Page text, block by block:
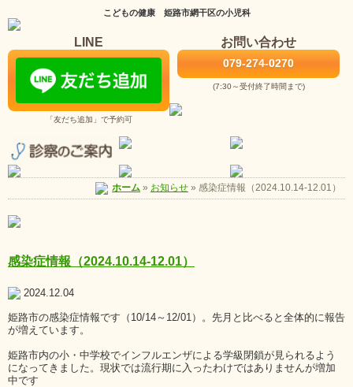
こどもの健康 姫路市網干区の小児科
LINE
「友だち追加」で予約可
お問い合わせ
079-274-0270
(7:30～受付終了時間まで)
ホーム » お知らせ » 感染症情報（2024.10.14-12.01）
感染症情報（2024.10.14-12.01）
2024.12.04
姫路市の感染症情報です（10/14～12/01）。先月と比べると全体的に報告
が増えています。
姫路市内の小・中学校でインフルエンザによる学級閉鎖が見られるよう
になってきました。現状では流行期に入ったわけではありませんが増加
中です